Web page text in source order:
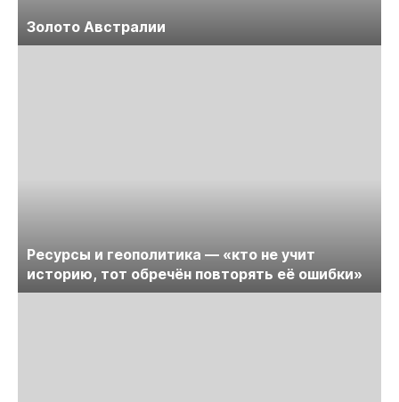
Золото Австралии
Ресурсы и геополитика — «кто не учит
историю, тот обречён повторять её ошибки»